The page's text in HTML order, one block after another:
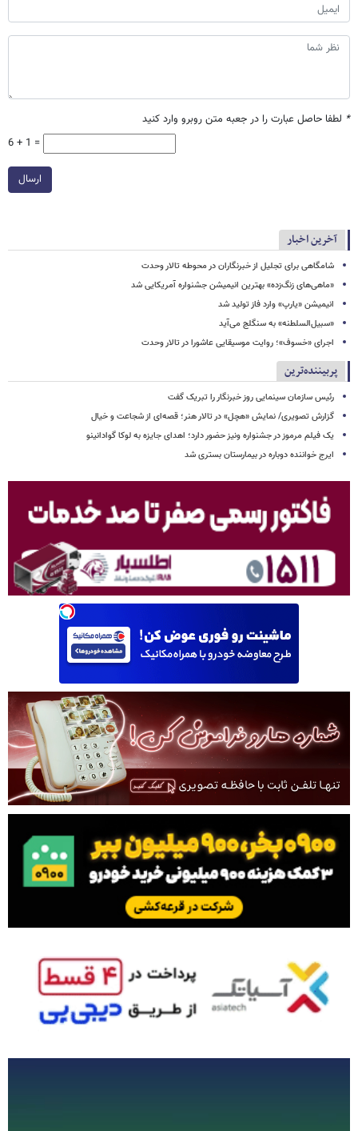
* لطفا حاصل عبارت را در جعبه متن روبرو وارد کنید
6 + 1 =
ارسال
آخرین اخبار
شامگاهی برای تجلیل از خبرنگاران در محوطه تالار وحدت
«ماهی‌های زنگ‌زده» بهترین انیمیشن جشنواره آمریکایی شد
انیمیشن «یارپ» وارد فاز تولید شد
«سبیل‌السلطنه» به سنگلج می‌آید
اجرای «خسوف»؛ روایت موسیقایی عاشورا در تالار وحدت
پربیننده‌ترین
رئیس سازمان سینمایی روز خبرنگار را تبریک گفت
گزارش تصویری/ نمایش «هچل» در تالار هنر؛ قصه‌ای از شجاعت و خیال
یک فیلم مرموز در جشنواره ونیز حضور دارد؛ اهدای جایزه به لوکا گوادانینو
ایرج خواننده دوباره در بیمارستان بستری شد